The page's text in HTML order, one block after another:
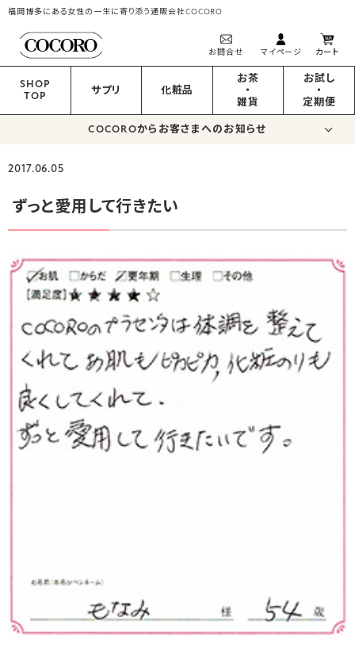
福岡博多にある女性の一生に寄り添う通販会社COCORO
お問合せ マイページ カート
SHOP
TOP
サプリ 化粧品
お茶
・
雑貨
お試し
・
定期便
COCOROからお客さまへのお知らせ
2017.06.05
ずっと愛用して行きたい